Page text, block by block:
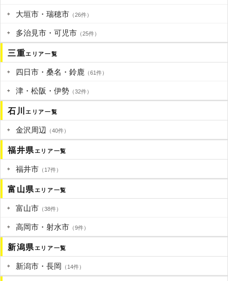
大垣市・瑞穂市 （26件）
多治見市・可児市 （25件）
三重エリア一覧
四日市・桑名・鈴鹿 （61件）
津・松阪・伊勢 （32件）
石川 エリア一覧
金沢周辺 （40件）
福井県 エリア一覧
福井市 （17件）
富山県 エリア一覧
富山市 （38件）
高岡市・射水市 （9件）
新潟県 エリア一覧
新潟市・長岡 （14件）